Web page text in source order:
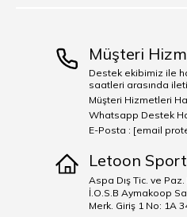
Müşteri
Destek ekibimiz ile
saatleri arasında
Müşteri Hizmetleri
Whatsapp Destek
E-Posta : [email
Letoon Sport
Aspa Dış Tic. ve Paz.
İ.O.S.B Aymakoop
Merk. Giriş 1 No: 1A